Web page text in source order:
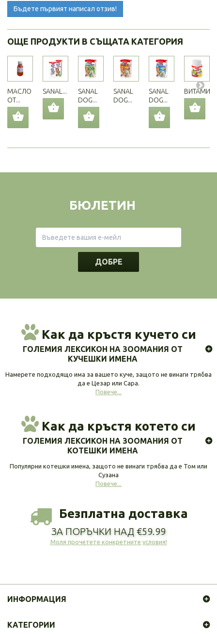
Бъдете първият написал отзив!
ОЩЕ ПРОДУКТИ В СЪЩАТА КАТЕГОРИЯ
МАСЛО
ОТ...
SANAL...
SANAL
DOG...
SANAL
DOG...
SANAL
DOG...
БЮЛЕТИН
ДОБРЕ
Как да кръстя кучето си
ГОЛЕМИЯ ЛЕКСИКОН НА ЗООМАНИЯ ОТ
КУЧЕШКИ ИМЕНА
Намерете подходящо има за вашето куче, защото не винаги трябва
да е Цезар или Сара.
Повече...
Как да кръстя котето си
ГОЛЕМИЯ ЛЕКСИКОН НА ЗООМАНИЯ ОТ
КОТЕШКИ ИМЕНА
Популярни котешки имена, защото не винаги трябва да е Том или
Сузана
Повече...
Безплатна доставка
ЗА ПОРЪЧКИ НАД €59.99
Моля прочетете конкретните условия!
ИНФОРМАЦИЯ
КАТЕГОРИИ